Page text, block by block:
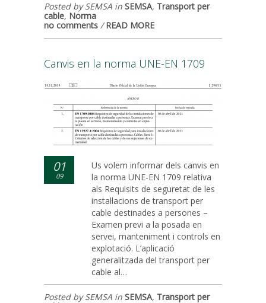
Posted by SEMSA in SEMSA, Transport per
cable, Norma
no comments /READ MORE
Canvis en la norma UNE-EN 1709
01
09
Us volem informar dels canvis en
la norma UNE-EN 1709 relativa
als Requisits de seguretat de les
instal·lacions de transport per
cable destinades a persones –
Examen previ a la posada en
servei, manteniment i controls en
explotació. L’aplicació
generalitzada del transport per
cable al…
Posted by SEMSA in SEMSA, Transport per